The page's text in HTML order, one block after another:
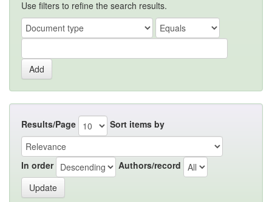
Use filters to refine the search results.
Results/Page Sort items by
In order Authors/record